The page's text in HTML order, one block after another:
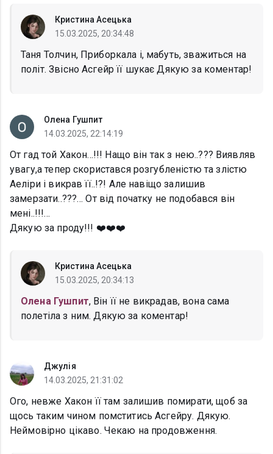
Кристина Асецька
15.03.2025, 20:34:48
Таня Толчин, Приборкала і, мабуть, зважиться на
політ. Звісно Асгейр її шукає Дякую за коментар!
Олена Гушпит
14.03.2025, 22:14:19
От гад той Хакон...!!! Нащо він так з нею..??? Виявляв
увагу,а тепер скористався розгубленістю та злістю
Аеліри і викрав її..!?! Але навіщо залишив
замерзати..???… От від початку не подобався він
мені..!!!…
Дякую за проду!!! ❤️❤️❤️
Кристина Асецька
15.03.2025, 20:34:13
Олена Гушпит, Він її не викрадав, вона сама
полетіла з ним. Дякую за коментар!
Джулія
14.03.2025, 21:31:02
Ого, невже Хакон її там залишив помирати, щоб за
щось таким чином помститись Асгейру. Дякую.
Неймовірно цікаво. Чекаю на продовження.